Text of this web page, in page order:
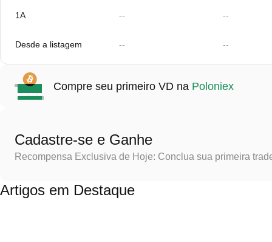
1A -- --
Desde a listagem -- --
Compre seu primeiro VD na Poloniex
Cadastre-se e Ganhe
Recompensa Exclusiva de Hoje: Conclua sua primeira
Artigos em Destaque